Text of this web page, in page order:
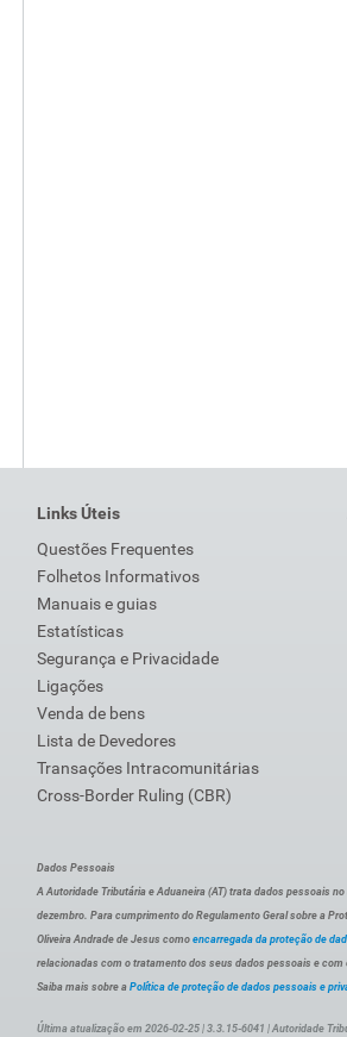
Links Úteis
Questões Frequentes
Folhetos Informativos
Manuais e guias
Estatísticas
Segurança e Privacidade
Ligações
Venda de bens
Lista de Devedores
Transações Intracomunitárias
Cross-Border Ruling (CBR)
Dados Pessoais
A Autoridade Tributária e Aduaneira (AT) trata dados pessoais
dezembro. Para cumprimento do Regulamento Geral sobre a
Oliveira Andrade de Jesus como encarregada da proteção de
relacionadas com o tratamento dos seus dados pessoais e
Saiba mais sobre a Política de proteção de dados pessoais e
Última atualização em 2026-02-25 | 3.3.15-6041 | Autoridade